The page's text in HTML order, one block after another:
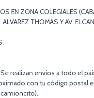
EN ZONA COLEGIALES
THOMAS Y AV.
realizan envíos a todo el
con tu código postal